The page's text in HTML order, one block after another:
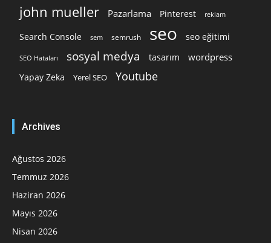
john mueller Pazarlama Pinterest reklam
Search Console sem semrush seo seo eğitimi
SEO Hataları sosyal medya tasarım wordpress
Yapay Zeka Yerel SEO Youtube
Archives
Ağustos 2026
Temmuz 2026
Haziran 2026
Mayıs 2026
Nisan 2026